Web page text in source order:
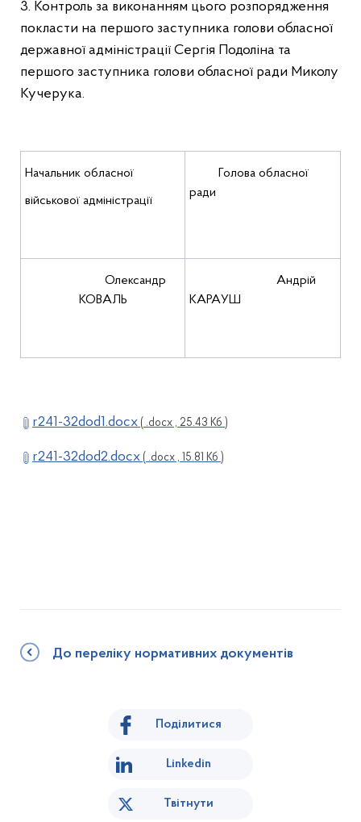
3. Контроль за виконанням цього розпорядження
покласти на першого заступника голови обласної
державної адміністрації Сергія Подоліна та
першого заступника голови обласної ради Миколу
Кучерука.
Начальник обласної
військової адміністрації
Голова обласної
ради
Олександр
КОВАЛЬ
Андрій
КАРАУШ
r241-32dod1.docx ( .docx , 25.43 Кб )
r241-32dod2.docx ( .docx , 15.81 Кб )
До переліку нормативних документів
Поділитися
Linkedin
Твітнути